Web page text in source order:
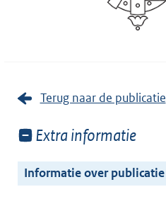
Terug naar de publicatie
Toon
van:
Extra informatie
Informatie over publicatie